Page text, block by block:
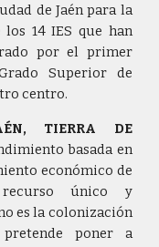
de Jaén para la
14 IES que han
por el primer
Superior de
centro.
TIERRA DE
basada en
económico de
único y
es la colonización
poner a